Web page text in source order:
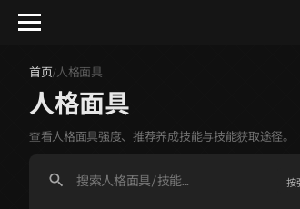
首页/人格面具
人格面具
查看人格面具强度、推荐养成技能与技能获取途径。
S